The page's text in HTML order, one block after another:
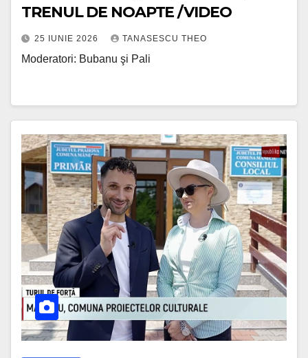
TRENUL DE NOAPTE /VIDEO
25 IUNIE 2026 TANASESCU THEO
Moderatori: Bubanu şi Pali